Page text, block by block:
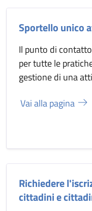
Sportello unico
Il punto di
per tutte le
gestione di una
Vai alla pagina
Richiedere
cittadini e